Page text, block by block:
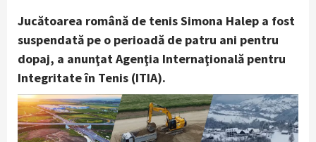
Jucătoarea română de tenis Simona Halep a fost
suspendată pe o perioadă de patru ani pentru
dopaj, a anunţat Agenţia Internaţională pentru
Integritate în Tenis (ITIA).